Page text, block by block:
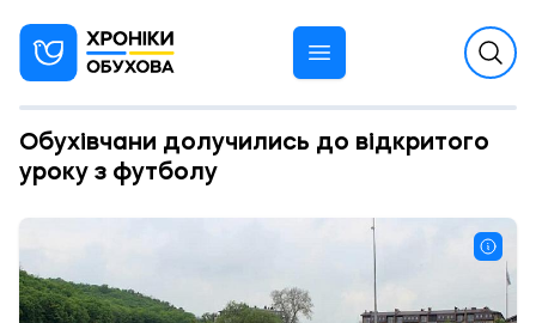
Обухівчани долучились до відкритого
уроку з футболу